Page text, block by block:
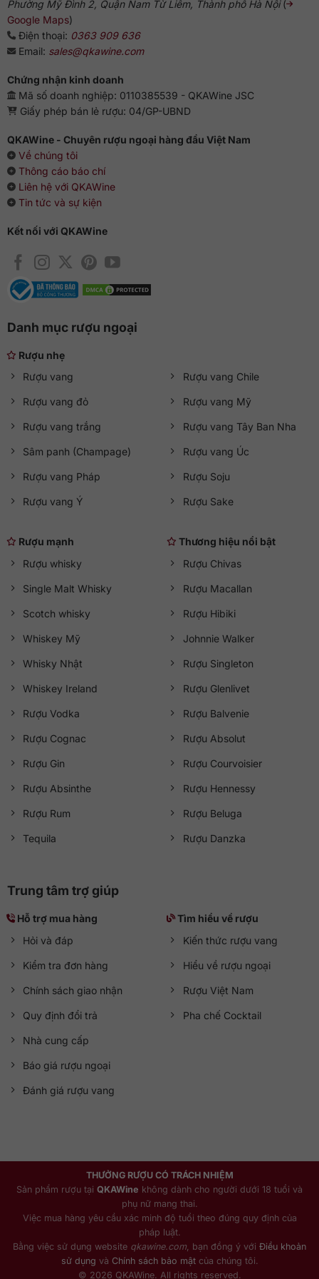
Phường Mỹ Đình 2, Quận Nam Từ Liêm, Thành phố Hà Nội(
Google Maps)
Điện thoại: 0363 909 636
Email: sales@qkawine.com
Chứng nhận kinh doanh
Mã số doanh nghiệp: 0110385539 - QKAWine JSC
Giấy phép bán lẻ rượu: 04/GP-UBND
QKAWine - Chuyên rượu ngoại hàng đầu Việt Nam
Về chúng tôi
Thông cáo báo chí
Liên hệ với QKAWine
Tin tức và sự kiện
Kết nối với QKAWine
Danh mục rượu ngoại
Rượu nhẹ
Rượu vang
Rượu vang đỏ
Rượu vang trắng
Sâm panh (Champage)
Rượu vang Pháp
Rượu vang Ý
Rượu vang Chile
Rượu vang Mỹ
Rượu vang Tây Ban Nha
Rượu vang Úc
Rượu Soju
Rượu Sake
Rượu mạnh
Rượu whisky
Single Malt Whisky
Scotch whisky
Whiskey Mỹ
Whisky Nhật
Whiskey Ireland
Rượu Vodka
Rượu Cognac
Rượu Gin
Rượu Absinthe
Rượu Rum
Tequila
Thương hiệu nổi bật
Rượu Chivas
Rượu Macallan
Rượu Hibiki
Johnnie Walker
Rượu Singleton
Rượu Glenlivet
Rượu Balvenie
Rượu Absolut
Rượu Courvoisier
Rượu Hennessy
Rượu Beluga
Rượu Danzka
Trung tâm trợ giúp
Hỗ trợ mua hàng
Hỏi và đáp
Kiểm tra đơn hàng
Chính sách giao nhận
Quy định đổi trả
Nhà cung cấp
Báo giá rượu ngoại
Đánh giá rượu vang
Tìm hiểu về rượu
Kiến thức rượu vang
Hiểu về rượu ngoại
Rượu Việt Nam
Pha chế Cocktail
THƯỞNG RƯỢU CÓ TRÁCH NHIỆM
Sản phẩm rượu tại QKAWine không dành cho người dưới 18 tuổi và
phụ nữ mang thai.
Việc mua hàng yêu cầu xác minh độ tuổi theo đúng quy định của
pháp luật.
Bằng việc sử dụng website qkawine.com , bạn đồng ý với Điều khoản
sử dụng và Chính sách bảo mậtcủa chúng tôi.
© 2026 QKAWine. All rights reserved.